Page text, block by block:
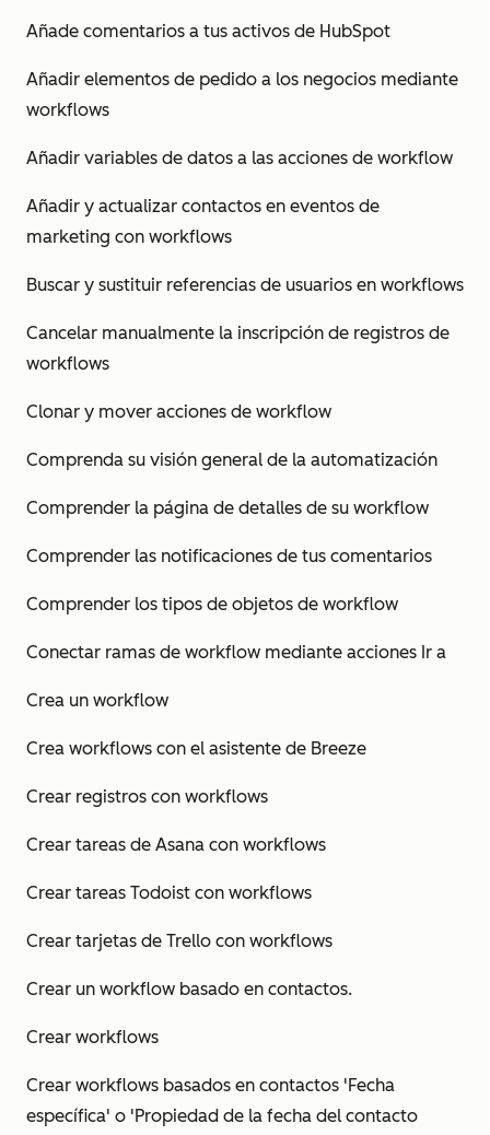
Añade comentarios a tus activos de HubSpot
Añadir elementos de pedido a los negocios mediante
workflows
Añadir variables de datos a las acciones de workflow
Añadir y actualizar contactos en eventos de
marketing con workflows
Buscar y sustituir referencias de usuarios en workflows
Cancelar manualmente la inscripción de registros de
workflows
Clonar y mover acciones de workflow
Comprenda su visión general de la automatización
Comprender la página de detalles de su workflow
Comprender las notificaciones de tus comentarios
Comprender los tipos de objetos de workflow
Conectar ramas de workflow mediante acciones Ir a
Crea un workflow
Crea workflows con el asistente de Breeze
Crear registros con workflows
Crear tareas de Asana con workflows
Crear tareas Todoist con workflows
Crear tarjetas de Trello con workflows
Crear un workflow basado en contactos.
Crear workflows
Crear workflows basados en contactos 'Fecha
específica' o 'Propiedad de la fecha del contacto